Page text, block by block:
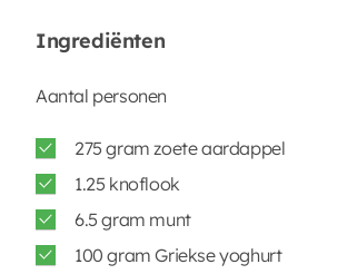
Ingrediënten
Aantal personen
275 gram zoete aardappel
1.25 knoflook
6.5 gram munt
100 gram Griekse yoghurt